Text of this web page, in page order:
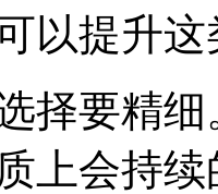
以提升
择要精
上会持